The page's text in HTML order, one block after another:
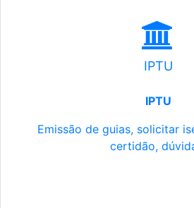
IPTU
IPTU
Emissão de guias, solicitar
certidão,